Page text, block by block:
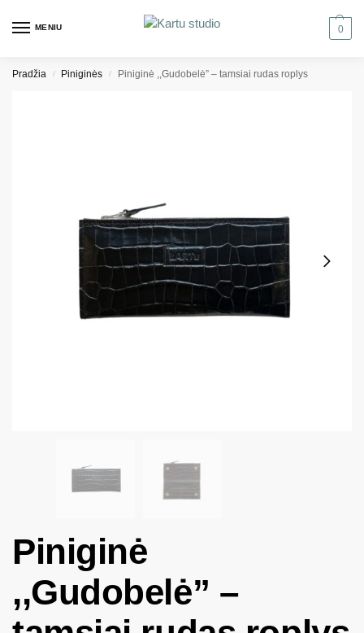
MENIU 0
Pradžia / Piniginės / Piniginė ,,Gudobelė” – tamsiai rudas roplys
Piniginė
,,Gudobelė” –